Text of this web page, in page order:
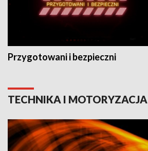
Przygotowani i bezpieczni
TECHNIKA I MOTORYZACJA